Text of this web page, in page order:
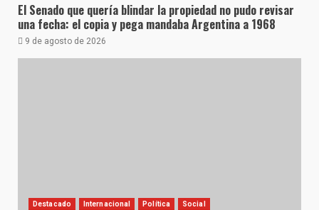
El Senado que quería blindar la propiedad no pudo revisar
una fecha: el copia y pega mandaba Argentina a 1968
9 de agosto de 2026
Destacado Internacional Política Social